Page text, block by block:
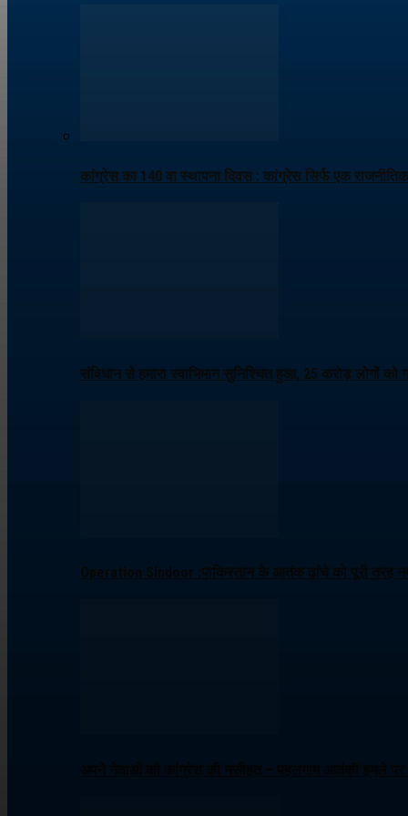
कांग्रेस का 140 वा स्थापना दिवस : कांग्रेस सिर्फ एक
संविधान से हमारा स्वाभिमान सुनिश्चित हुआ, 25 करोड़ लोगों को
Operation Sindoor :पाकिस्तान के आतंक ढांचे को पूरी तरह